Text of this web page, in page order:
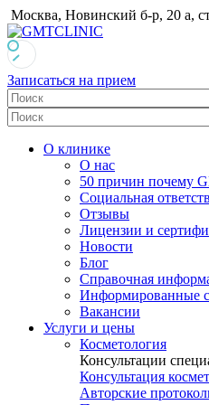
Москва, Новинский б-р, 20 а,
Записаться на прием
О клинике
О нас
50 причин почему
Социальная
Отзывы
Лицензии и
Новости
Блог
Справочная
Информированные
Вакансии
Услуги и цены
Косметология
Консультации
Консультация
Авторские